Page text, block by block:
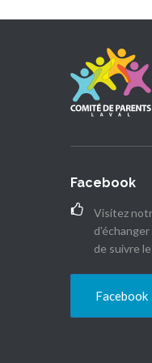
Facebook
Visitez
de suivre
Facebook